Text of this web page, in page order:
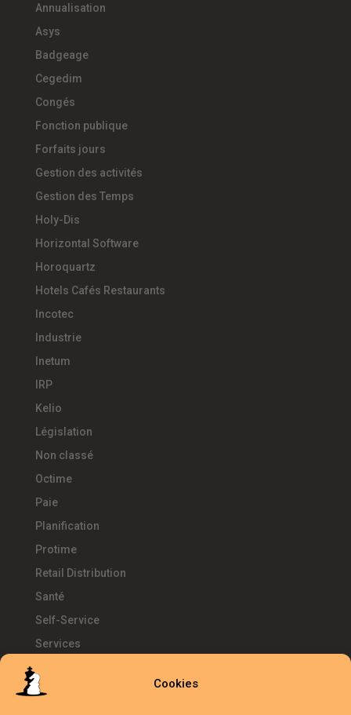
Cookies
Annualisation
Asys
Badgeage
Cegedim
Congés
Fonction publique
Forfaits jours
Gestion des activités
Gestion des Temps
Holy-Dis
Horizontal Software
Horoquartz
Hotels Cafés Restaurants
Incotec
Industrie
Inetum
IRP
Kelio
Législation
Non classé
Octime
Paie
Planification
Protime
Retail Distribution
Santé
Self-Service
Services
Télétravail